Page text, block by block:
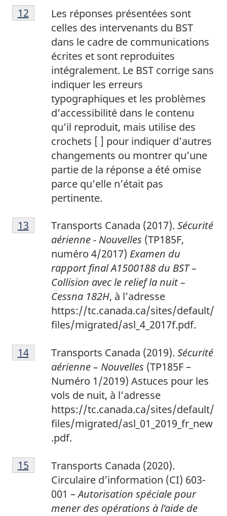
1
2
Les réponses présentées sont
celles des intervenants du BST
dans le cadre de communications
écrites et sont reproduites
intégralement. Le BST corrige sans
indiquer les erreurs
typographiques et les problèmes
d’accessibilité dans le contenu
qu’il reproduit, mais utilise des
crochets [ ] pour indiquer d’autres
changements ou montrer qu’une
partie de la réponse a été omise
parce qu’elle n’était pas
pertinente.
Return to footnote
12 referrer
1
3
Transports Canada (2017). Sécurité
aérienne - Nouvelles (TP185F,
numéro 4/2017) Examen du
rapport final A1500188 du BST –
Collision avec le relief la nuit –
Cessna 182H, à l’adresse
https://tc.canada.ca/sites/default/
files/migrated/asl_4_2017f.pdf.
Return to footnote
13 referrer
1
4
Transports Canada (2019). Sécurité
aérienne – Nouvelles (TP185F –
Numéro 1/2019) Astuces pour les
vols de nuit, à l’adresse
https://tc.canada.ca/sites/default/
files/migrated/asl_01_2019_fr_new
.pdf.
Return to footnote
14referrer
1
5
Transports Canada (2020).
Circulaire d’information (CI) 603-
001 –Autorisation spéciale pour
mener des opérations à l’aide de
Return to footnote
15 referrer